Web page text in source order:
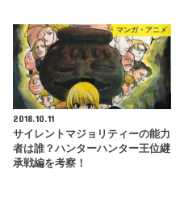
マンガ・アニメ
2018.10.11
サイレントマジョリティーの能力
者は誰？ハンターハンター王位継
承戦編を考察！